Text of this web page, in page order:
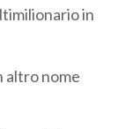
in
altro nome